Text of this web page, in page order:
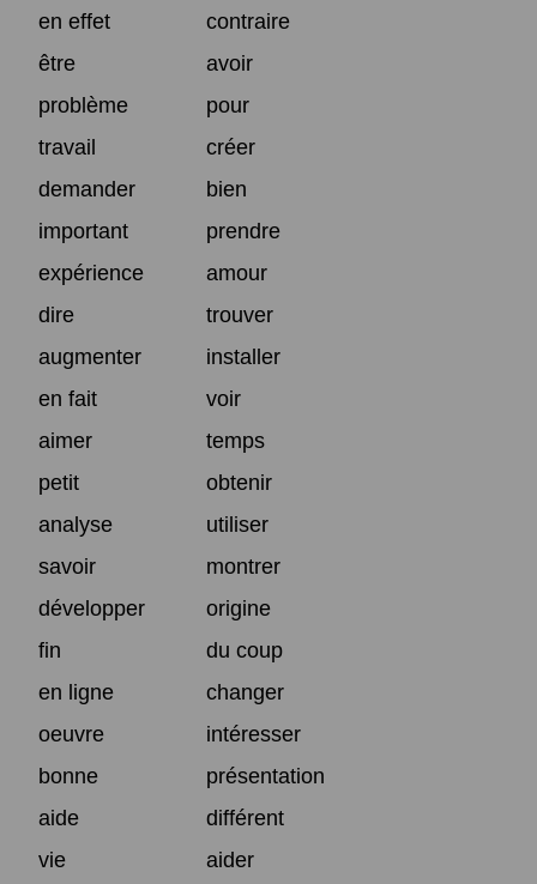
en effet
contraire
être
avoir
problème
pour
travail
créer
demander
bien
important
prendre
expérience
amour
dire
trouver
augmenter
installer
en fait
voir
aimer
temps
petit
obtenir
analyse
utiliser
savoir
montrer
développer
origine
fin
du coup
en ligne
changer
oeuvre
intéresser
bonne
présentation
aide
différent
vie
aider